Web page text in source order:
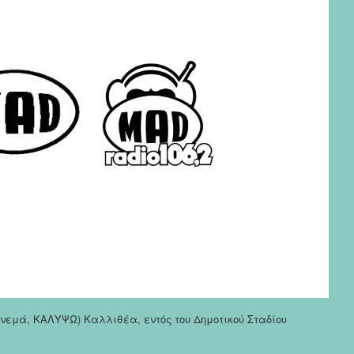
ΚΑΛΥΨΩ) Καλλιθέα, εντός του Δημοτικού Σταδίου